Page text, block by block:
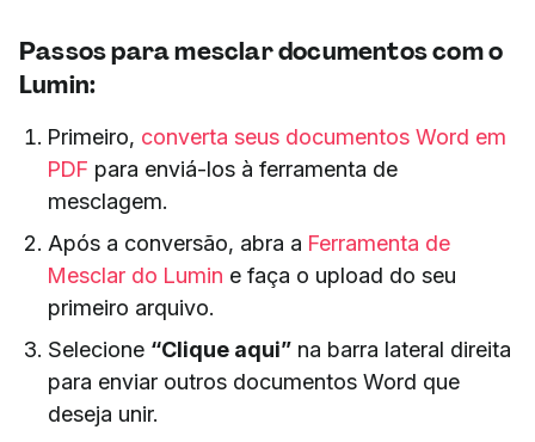
Passos para mesclar documentos com o
Lumin:
Primeiro, converta seus documentos Word em
PDF para enviá-los à ferramenta de
mesclagem.
Após a conversão, abra a Ferramenta de
Mesclar do Lumin e faça o upload do seu
primeiro arquivo.
Selecione “Clique aqui” na barra lateral direita
para enviar outros documentos Word que
deseja unir.